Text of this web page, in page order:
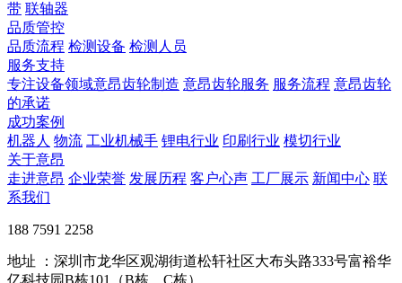
带 联轴器
品质管控
品质流程 检测设备 检测人员
服务支持
专注设备领域意昂齿轮制造 意昂齿轮服务 服务流程 意昂齿轮
的承诺
成功案例
机器人 物流 工业机械手 锂电行业 印刷行业 模切行业
关于意昂
走进意昂 企业荣誉 发展历程 客户心声 工厂展示 新闻中心 联
系我们
188 7591 2258
地址 ：深圳市龙华区观湖街道松轩社区大布头路333号富裕华